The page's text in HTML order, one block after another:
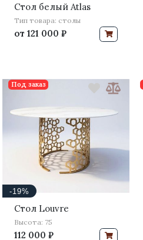
Стол белый Atlas
Тип товара: столы
от 121 000 ₽
-19%
Стол Louvre
Высота: 75
112 000 ₽
Под заказ